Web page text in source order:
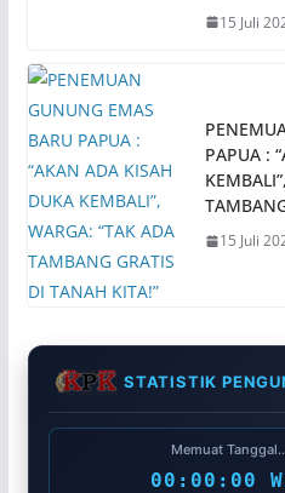
15 Juli
PAPUA :
15 Juli
STATISTIK
Memuat
00:00:00